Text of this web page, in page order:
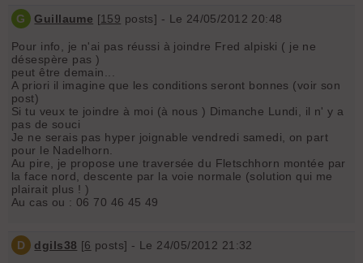
G Guillaume [159 posts] - Le 24/05/2012 20:48
Pour info, je n'ai pas réussi à joindre Fred alpiski ( je ne
désespère pas )
peut être demain...
A priori il imagine que les conditions seront bonnes (voir son
post)
Si tu veux te joindre à moi (à nous ) Dimanche Lundi, il n' y a
pas de souci
Je ne serais pas hyper joignable vendredi samedi, on part
pour le Nadelhorn.
Au pire, je propose une traversée du Fletschhorn montée par
la face nord, descente par la voie normale (solution qui me
plairait plus ! )
Au cas ou : 06 70 46 45 49
D dgils38 [6 posts] - Le 24/05/2012 21:32